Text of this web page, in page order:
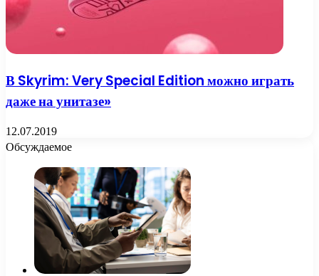
В Skyrim: Very Special Edition можно играть
даже на унитазе»
12.07.2019
Обсуждаемое